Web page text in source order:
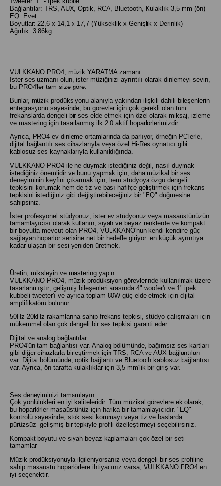
Bağlantılar: TRS, AUX, Optik, RCA, Bluetooth, Kulaklık 3,5 mm (ön)
EQ: Evet
Boyutlar: 22,6 x 14,1 x 17,7 (Yükseklik x Genişlik x Derinlik)
Ağırlık: 3,86kg
VULKKANO PRO4, müzik YARATMA zamanı
İster ses uzmanı olun, ister müziğinizi ayrıntılı olarak dinlemeyi sevin,
bu PRO4'ler tam size göre.
Bunlar, müzik prodüksiyonu alanıyla yakından ilişkili dahili bileşenlerin
entegrasyonu sayesinde, bu görevler için çok gerekli olan tüm
frekanslarda dengeli bir ses elde etmek için özel olarak miksaj, izleme
ve mastering için tasarlanmış ilk 2.0 aktif hoparlörlerimizdir.
Ayrıca, PRO4 ev dinleme ortamlarında da parlıyor, örneğin PC'lerle,
dijital bağlantılı ses cihazlarıyla veya özel Hi-Res oynatıcı gibi
kablosuz ses kaynaklarıyla kullanıldığında.
VULKKANO PRO4 ile ne duymak istediğiniz değil, nasıl duymak
istediğiniz önemlidir ve bunu yapmak için, daha müzikal bir ses
deneyiminin keyfini çıkarmak için, hem stüdyoya özgü dengeli
tepkisini korumak hem de tiz ve bası hafifçe geliştirmek için frekans
tepkisini istediğiniz gibi değiştirebileceğiniz bir "EQ" düğmesine
sahipsiniz.
İster profesyonel stüdyonuz, ister ev stüdyonuz veya masaüstünüzün
tamamlayıcısı olarak kullanın, siyah ve beyaz renklerde ve kompakt
bir boyutta mevcut olan PRO4, VULKKANO'nun kendi kendine güç
sağlayan hoparlör serisine net bir hedefle giriyor: en küçük ayrıntıya
kadar ulaşan bir sesi yeniden üretmek.
Üretin, miksleyin ve mastering yapın
VULKKANO PRO4, müzik prodüksiyon görevlerinde kullanılmak üzere
tasarlanmıştır; gelişmiş bileşenleri arasında 4" woofer'ı ve 1" ipek
kubbeli tweeter'ı ve ayrıca toplam 80W güç elde etmek için dijital
amplifikatörü bulunur.
50Hz-20kHz rakamlarına sahip frekans tepkisi, stüdyo çalışmaları için
mükemmel olan çok dengeli bir ses tepkisi garanti eder.
Dijital ve analog bağlantılar
PRO4'ün tam bağlantısı var. Analog bölümünde, bağımsız ses kartları
gibi diğer cihazlarla birleştirmek için TRS, RCA ve AUX bağlantıları
var. Dijital bölümünde, optik bağlantı ve Bluetooth kablosuz bağlantısı
var. Ayrıca, ön tarafta kulaklıklar için 3,5 mm'lik bir giriş var.
Ses deneyiminizi tamamlayın
Çok yönlülükleri en iyi kaliteleridir. Tüm müzikal görevlere ek olarak,
bu hoparlörler masaüstünüz için harika bir tamamlayıcıdır. "EQ"
kontrolü sayesinde, stok sesi korumayı veya tiz ve baslarda
pürüzsüz, gelişmiş bir tepkiyle profili özelleştirmeyi seçebilirsiniz.
Kompakt boyutu ve siyah beyaz kaplamaları çok özel bir seti
tamamlar.
Müzik prodüksiyonuyla ilgileniyorsanız veya dengeli bir ses profiline
sahip masaüstü hoparlörlere ihtiyacınız varsa, VULKKANO PRO4 en
iyi seçenektir.